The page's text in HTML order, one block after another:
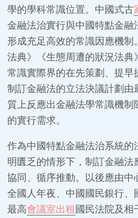
學的學科常識位置。中國式古
金融法治實行與中國特點金融
形成充足高效的常識因應機
法典》《生態周遭的狀況法典
常識實際界的在先策劃、提早
制訂金融法的立法決議計劃
質上反應出金融法學常識機
的實行需求。
作為中國特點金融法治系統
明匱乏的情形下，制訂金融
協同、循序推動。以後應由
全國人年夜、中國國民銀行、
最高會議室出租國民法院及相